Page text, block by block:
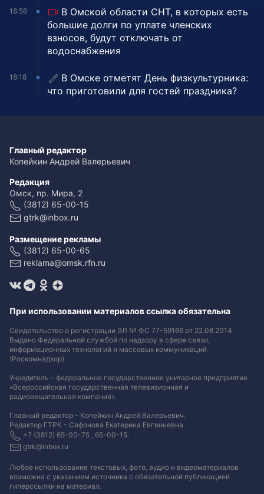
18:56
В Омской области СНТ, в которых есть
большие долги по уплате членских
взносов, будут отключать от
водоснабжения
18:18
В Омске отметят День физкультурника:
что приготовили для гостей праздника?
Главный редактор
Копейкин Андрей Валерьевич
Редакция
Омск, пр. Мира, 2
(3812) 65-00-15
gtrk@inbox.ru
Размещение рекламы
(3812) 65-00-65
reklama@omsk.rfn.ru
При использовании материалов ссылка обязательна
Свидетельство о регистрации ЭЛ № ФС 77-59166 от 22.08.2014.
Выдано Федеральной службой по надзору в сфере связи,
информационных технологий и массовых коммуникаций
(Роскомнадзор).
Учредитель - федеральное государственное унитарное предприятие
«Всероссийская государственная телевизионная и
радиовещательная компания».
Главный редактор - Копейкин Андрей Валерьевич.
Редактор ГТРК - Сафонова Екатерина Евгеньевна.
+7 (3812) 65-00-75 , 65-00-15.
gtrk@inbox.ru
Любое использование текстовых, фото, аудио и видеоматериалов
возможна с указанием источника с обязательной публикацией
гиперссылки на материал.